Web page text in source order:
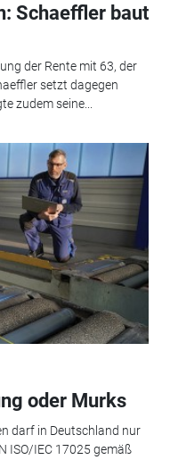
Schaeffler baut
der Rente mit 63, der
setzt dagegen
zudem seine...
oder Murks
darf in Deutschland nur
ISO/IEC 17025 gemäß